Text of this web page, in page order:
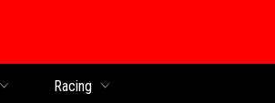
Racing